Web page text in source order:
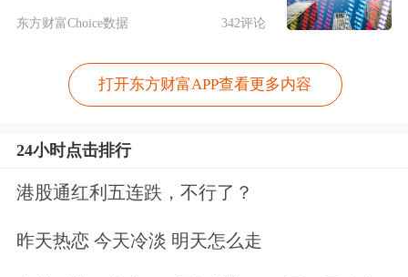
东方财富Choice数据 342评论
打开东方财富APP查看更多内容
24小时点击排行
港股通红利五连跌，不行了？
昨天热恋 今天冷淡 明天怎么走